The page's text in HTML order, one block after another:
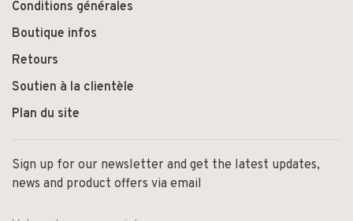
Conditions générales
Boutique infos
Retours
Soutien à la clientèle
Plan du site
Sign up for our newsletter and get the latest updates,
news and product offers via email